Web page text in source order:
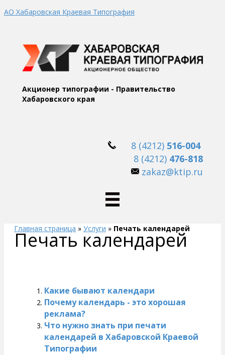
АО Хабаровская Краевая Типография
Акционер типографии - Правительство
Хабаровского края
8 (4212) 516-004
8 (4212) 476-818
zakaz@ktip.ru
Главная страница » Услуги » Печать календарей
Печать календарей
Какие бывают календари
Почему календарь - это хорошая
реклама?
Что нужно знать при печати
календарей в Хабаровской Краевой
Типографии